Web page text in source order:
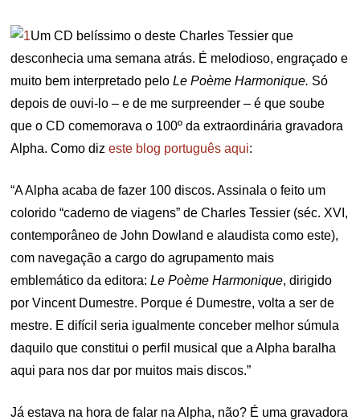
Um CD belíssimo o deste Charles Tessier que
desconhecia uma semana atrás. É melodioso, engraçado e
muito bem interpretado peloLe Poème Harmonique. Só
depois de ouvi-lo – e de me surpreender – é que soube
que o CD comemorava o 100º da extraordinária gravadora
Alpha. Como dizeste blog português aqui:
“A Alpha acaba de fazer 100 discos. Assinala o feito um
colorido “caderno de viagens” de Charles Tessier (séc. XVI,
contemporâneo de John Dowland e alaudista como este),
com navegação a cargo do agrupamento mais
emblemático da editora:Le Poème Harmonique, dirigido
por Vincent Dumestre. Porque é Dumestre, volta a ser de
mestre. E difícil seria igualmente conceber melhor súmula
daquilo que constitui o perfil musical que a Alpha baralha
aqui para nos dar por muitos mais discos.”
Já estava na hora de falar na Alpha, não? É uma gravadora